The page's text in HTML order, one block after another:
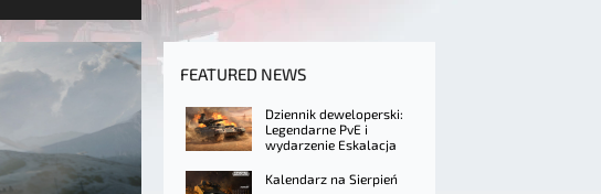
FEATURED NEWS
Dziennik deweloperski:
Legendarne PvE i
wydarzenie Eskalacja
Kalendarz na Sierpień